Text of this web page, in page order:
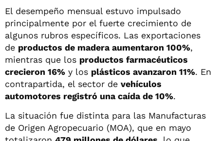
El desempeño mensual estuvo impulsado
principalmente por el fuerte crecimiento de
algunos rubros específicos. Las exportaciones
de productos de madera aumentaron 100%,
mientras que los productos farmacéuticos
crecieron 16% y los plásticos avanzaron 11%. En
contrapartida, el sector de vehículos
automotores registró una caída de 10%.
La situación fue distinta para las Manufacturas
de Origen Agropecuario (MOA), que en mayo